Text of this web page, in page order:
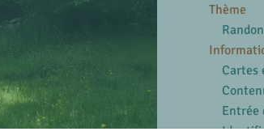
Thème
Cartes
Entrée